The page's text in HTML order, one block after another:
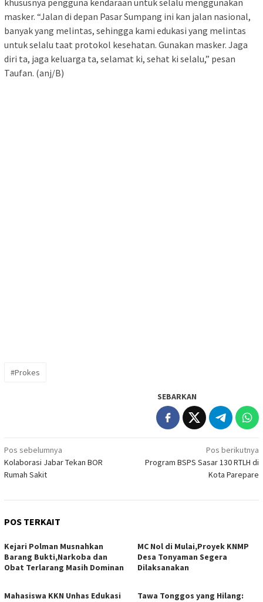
masker. “Jalan di depan Pasar Sumpang ini kan jalan nasional,
banyak yang melintas, sehingga kami edukasi yang melintas
untuk selalu taat protokol kesehatan. Gunakan masker. Jaga
diri ta, jaga keluarga ta, selamat ki, sehat ki selalu,” pesan
Taufan. (anj/B)
#Prokes
SEBARKAN
Navigasi
pos
Pos sebelumnya
Kolaborasi Jabar Tekan BOR
Rumah Sakit
Pos berikutnya
Program BSPS Sasar 130 RTLH di
Kota Parepare
POS TERKAIT
Kejari Polman Musnahkan
Barang Bukti,Narkoba dan
Obat Terlarang Masih Dominan
MC Nol di Mulai,Proyek KNMP
Desa Tonyaman Segera
Dilaksanakan
Mahasiswa KKN Unhas Edukasi
Tawa Tonggos yang Hilang: